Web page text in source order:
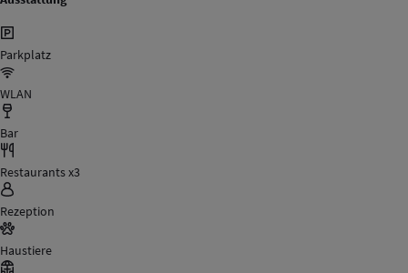
Parkplatz
WLAN
Bar
Restaurants x3
Rezeption
Haustiere